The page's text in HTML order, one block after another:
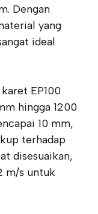
Dengan
yang
ideal
EP100
hingga 1200
10 mm,
terhadap
disesuaikan,
m/s untuk